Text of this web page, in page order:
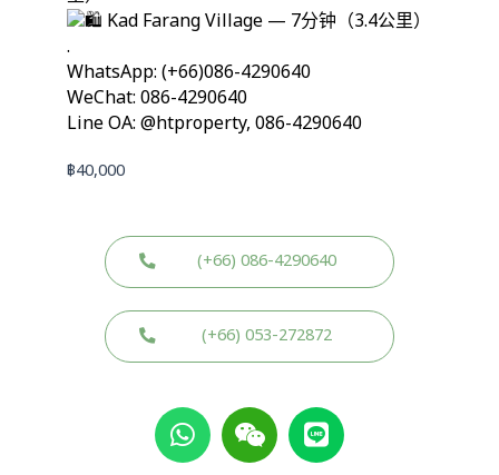
Kad Farang Village — 7分钟（3.4公里）
.
WhatsApp: (+66)086-4290640
WeChat: 086-4290640
Line OA: @htproperty, 086-4290640
฿40,000
(+66) 086-4290640
(+66) 053-272872
W
h
a
W
e
i
L
i
n